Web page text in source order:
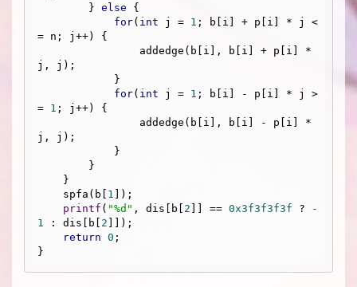
        }
else {
for( int j = 1 ; b[i] + p[i] * j <
= n; j++) {
j, j);
for( int j = 1 ; b[i] - p[i] * j >
= 1 ; j++) {
j, j);
    spfa(b[
1
]);
printf ( "%d" , dis[b[ 2 ]] == 0x3f3f3f3f ?
-
1
: dis[b[ 2 ]]);
return 0 ;